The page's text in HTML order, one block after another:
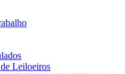
Leiloeiros